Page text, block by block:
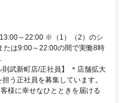
～22:00 ※（1）（2）のシ
たは9:00～22:00の間で実働8時
武新町店/正社員】 ＊店舗拡大
う正社員を募集しています。
様に幸せなひとときを届ける